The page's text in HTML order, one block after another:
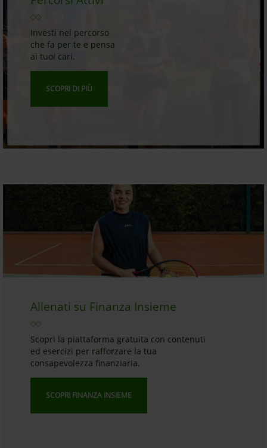
Investi nel percorso
che fa per te e pensa
ai tuoi cari.
SCOPRI DI PIÙ
Allenati su Finanza Insieme
Scopri la piattaforma gratuita con contenuti
ed esercizi per rafforzare la tua
consapevolezza finanziaria.
SCOPRI FINANZA INSIEME